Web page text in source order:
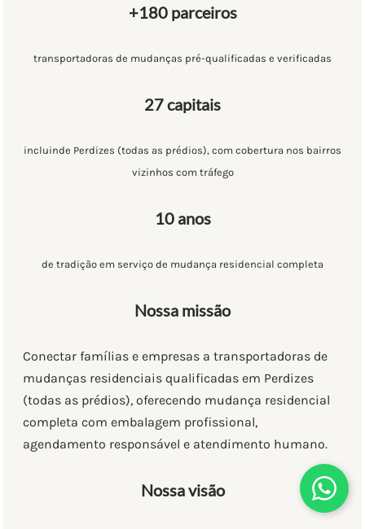
+180 parceiros
transportadoras de mudanças pré-qualificadas e verificadas
27 capitais
incluinde Perdizes (todas as prédios), com cobertura nos bairros
vizinhos com tráfego
10 anos
de tradição em serviço de mudança residencial completa
Nossa missão
Conectar famílias e empresas a transportadoras de
mudanças residenciais qualificadas em Perdizes
(todas as prédios), oferecendo mudança residencial
completa com embalagem profissional,
agendamento responsável e atendimento humano.
Nossa visão